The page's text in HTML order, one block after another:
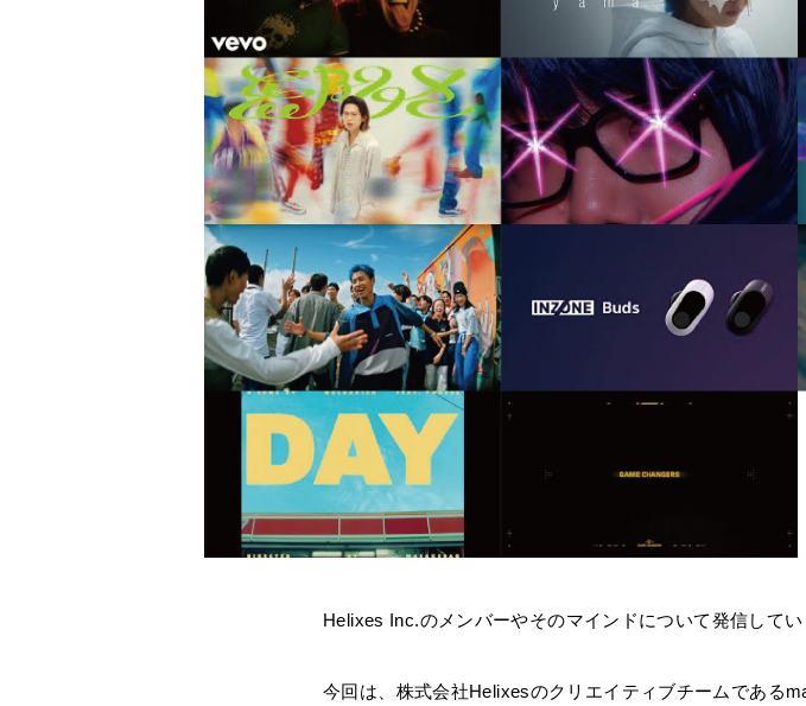
Helixes Inc.のメンバーやそのマインドについて発信してい
今回は、株式会社Helixesのクリエイティブチームである